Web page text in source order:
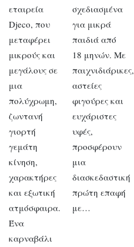
εταιρεία
Djeco, που
μεταφέρει
μικρούς και
μεγάλους σε
μια
πολύχρωμη,
ζωντανή
γιορτή
γεμάτη
κίνηση,
χαρακτήρες
και εξωτική
ατμόσφαιρα.
Ένα
καρναβάλι
σχεδιασμένα
για μικρά
παιδιά από
18 μηνών. Με
παιχνιδιάρικες,
αστείες
φιγούρες και
ευχάριστες
υφές,
προσφέρουν
μια
διασκεδαστική
πρώτη επαφή
με…